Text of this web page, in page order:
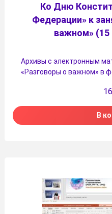
Ко Дню
Федерации» к
важном» (15
Архивы с электронным
«Разговоры о важном» в
В